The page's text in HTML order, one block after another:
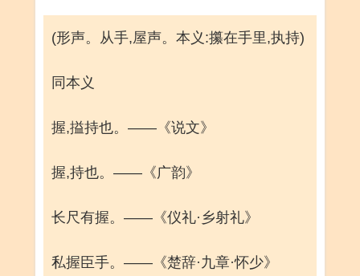
(形声。从手,屋声。本义:攥在手里,执持)
同本义
握,搤持也。——《说文》
握,持也。——《广韵》
长尺有握。——《仪礼·乡射礼》
私握臣手。——《楚辞·九章·怀少》